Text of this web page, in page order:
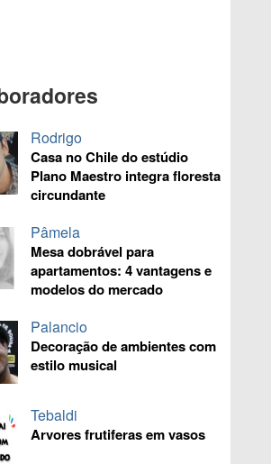
Rodrigo
Casa no Chile do estúdio
Plano Maestro integra floresta
circundante
Pâmela
Mesa dobrável para
apartamentos: 4 vantagens e
modelos do mercado
Palancio
Decoração de ambientes com
estilo musical
Tebaldi
Arvores frutiferas em vasos